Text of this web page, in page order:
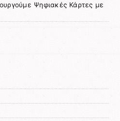
Ψηφιακές Κάρτες με